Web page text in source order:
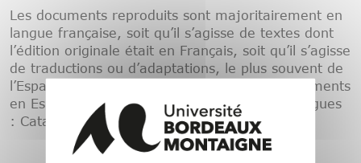
Les documents reproduits sont majoritairement en
langue française, soit qu’il s’agisse de textes dont
l’édition originale était en Français, soit qu’il s’agisse
de traductions ou d’adaptations, le plus souvent de
l’Espagnol. On y trouvera cependant des documents
en Espagnol et même certains en d’autres langues
: Catalan, Anglais, Allemand…